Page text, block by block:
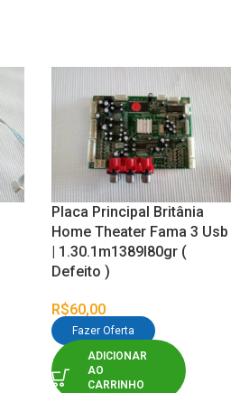
Placa Principal Britânia
Home Theater Fama 3 Usb
| 1.30.1m1389l80gr (
Defeito )
R$60,00
Fazer Oferta
ADICIONAR
AO
CARRINHO